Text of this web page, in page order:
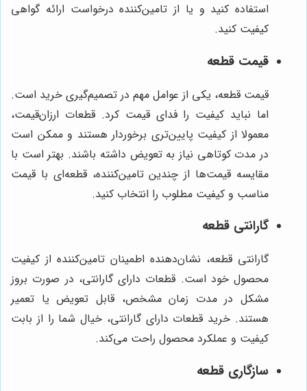
استفاده کنید و یا از تامین‌کننده درخواست ارائه گواهی
کیفیت کنید.
قیمت قطعه
قیمت قطعه، یکی از عوامل مهم در تصمیم‌گیری خرید است.
اما نباید کیفیت را فدای قیمت کرد. قطعات ارزان‌قیمت،
معمولا از کیفیت پایین‌تری برخوردار هستند و ممکن است
در مدت کوتاهی نیاز به تعویض داشته باشند. بهتر است با
مقایسه قیمت‌ها از چندین تامین‌کننده، قطعه‌ای با قیمت
مناسب و کیفیت مطلوب را انتخاب کنید.
گارانتی قطعه
گارانتی قطعه، نشان‌دهنده اطمینان تامین‌کننده از کیفیت
محصول خود است. قطعات دارای گارانتی، در صورت بروز
مشکل در مدت زمان مشخص، قابل تعویض یا تعمیر
هستند. خرید قطعات دارای گارانتی، خیال شما را از بابت
کیفیت و عملکرد محصول راحت می‌کند.
سازگاری قطعه